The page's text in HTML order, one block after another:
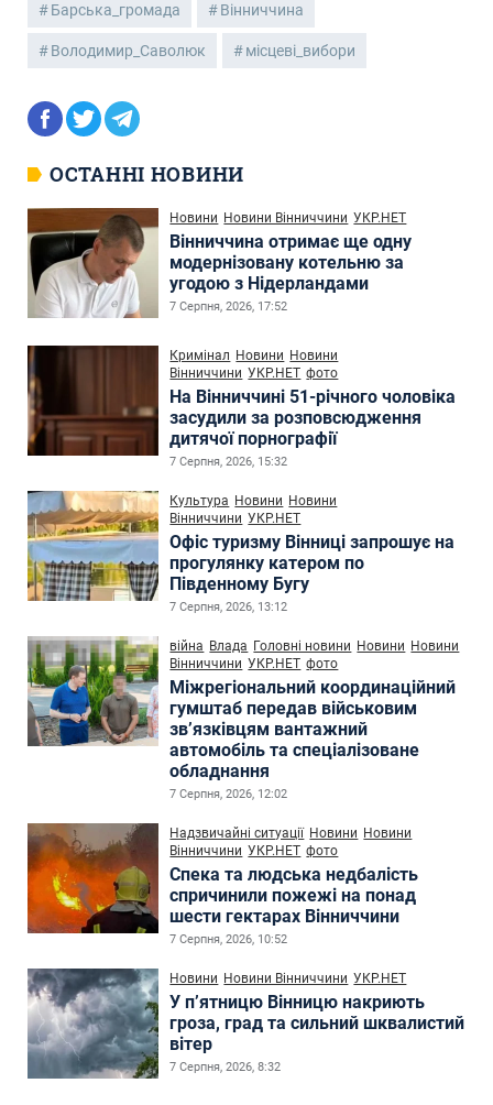
Барська_громада Вінниччина
Володимир_Саволюк місцеві_вибори
ОСТАННІ НОВИНИ
Новини Новини Вінниччини УКР.НЕТ
Вінниччина отримає ще одну
модернізовану котельню за
угодою з Нідерландами
7 Серпня, 2026, 17:52
Кримінал Новини Новини
Вінниччини УКР.НЕТ фото
На Вінниччині 51-річного чоловіка
засудили за розповсюдження
дитячої порнографії
7 Серпня, 2026, 15:32
Культура Новини Новини
Вінниччини УКР.НЕТ
Офіс туризму Вінниці запрошує на
прогулянку катером по
Південному Бугу
7 Серпня, 2026, 13:12
війна Влада Головні новини Новини Новини
Вінниччини УКР.НЕТ фото
Міжрегіональний координаційний
гумштаб передав військовим
зв’язківцям вантажний
автомобіль та спеціалізоване
обладнання
7 Серпня, 2026, 12:02
Надзвичайні ситуації Новини Новини
Вінниччини УКР.НЕТ фото
Спека та людська недбалість
спричинили пожежі на понад
шести гектарах Вінниччини
7 Серпня, 2026, 10:52
Новини Новини Вінниччини УКР.НЕТ
У п’ятницю Вінницю накриють
гроза, град та сильний шквалистий
вітер
7 Серпня, 2026, 8:32